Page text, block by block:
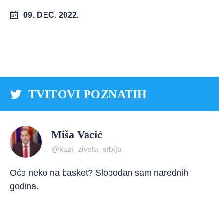
09. DEC. 2022.
TVITOVI POZNATIH
Miša Vacić
@kazi_zivela_srbija
Oće neko na basket? Slobodan sam narednih
godina.